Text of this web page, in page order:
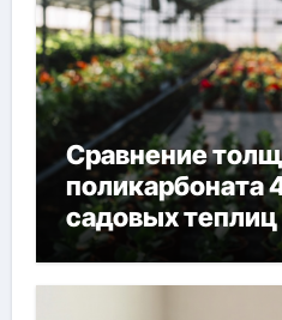
Сравнение
поликарбоната
садовых теплиц